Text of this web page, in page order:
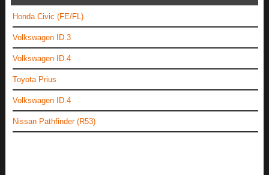
Honda Civic (FE/FL)
Volkswagen ID.3
Volkswagen ID.4
Toyota Prius
Volkswagen ID.4
Nissan Pathfinder (R53)